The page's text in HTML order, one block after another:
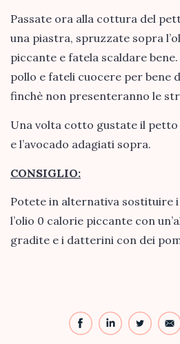
Passate ora alla cottura del
una piastra, spruzzate sopra
piccante e fatela scaldare
pollo e fateli cuocere per bene
finchè non presenteranno le
Una volta cotto gustate il
e l’avocado adagiati sopra.
CONSIGLIO:
Potete in alternativa sostituire
l’olio 0 calorie piccante con
gradite e i datterini con dei